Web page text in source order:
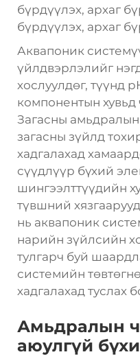
бүрдүүлэх, архаг
бүрдүүлэх, архаг
Аквапоник
үйлдвэрлэлийг
хослуулдөг, түүнд
компонентын хувьд
Загасны
загасны зүйлд
хадгалахад
сүүдлүүр бүхий
шингээлттүүдийн
түвшний
нь аквапоник
нарийн зүйлсийн
тулгарч буй
системийн
хадгалахад туслах
Амьдралын
аюулгүй